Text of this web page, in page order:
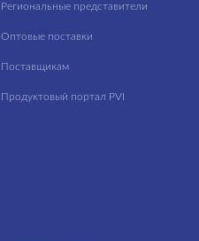
Региональные представители
Оптовые поставки
Поставщикам
Продуктовый портал PVI